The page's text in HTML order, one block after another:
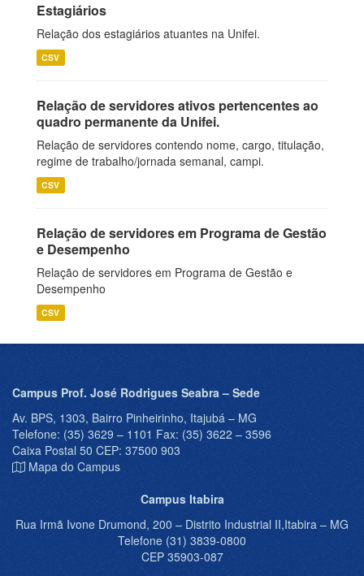
Estagiários
Relação dos estagiários atuantes na Unifei.
CSV
Relação de servidores ativos pertencentes ao
quadro permanente da Unifei.
Relação de servidores contendo nome, cargo, titulação,
regime de trabalho/jornada semanal, campi.
CSV
Relação de servidores em Programa de Gestão
e Desempenho
Relação de servidores em Programa de Gestão e
Desempenho
CSV
Campus Prof. José Rodrigues Seabra – Sede
Av. BPS, 1303, Bairro Pinheirinho, Itajubá – MG
Telefone: (35) 3629 – 1101 Fax: (35) 3622 – 3596
Caixa Postal 50 CEP: 37500 903
Mapa do Campus
Campus Itabira
Rua Irmã Ivone Drumond, 200 – Distrito Industrial II,Itabira – MG
Telefone (31) 3839-0800
CEP 35903-087